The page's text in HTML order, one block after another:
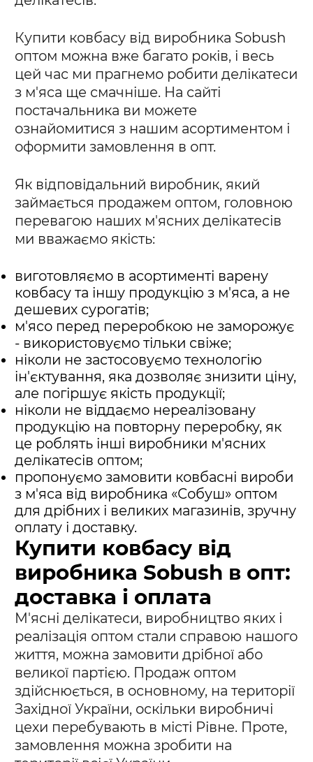
Купити ковбасу від виробника Sobush
оптом можна вже багато років, і весь
цей час ми прагнемо робити делікатеси
з м'яса ще смачніше. На сайті
постачальника ви можете
ознайомитися з нашим асортиментом і
оформити замовлення в опт.
Як відповідальний виробник, який
займається продажем оптом, головною
перевагою наших м'ясних делікатесів
ми вважаємо якість:
виготовляємо в асортименті варену
ковбасу та іншу продукцію з м'яса, а не
дешевих сурогатів;
м'ясо перед переробкою не заморожує
- використовуємо тільки свіже;
ніколи не застосовуємо технологію
ін'єктування, яка дозволяє знизити ціну,
але погіршує якість продукції;
ніколи не віддаємо нереалізовану
продукцію на повторну переробку, як
це роблять інші виробники м'ясних
делікатесів оптом;
пропонуємо замовити ковбасні вироби
з м'яса від виробника «Собуш» оптом
для дрібних і великих магазинів, зручну
оплату і доставку.
Купити ковбасу від
виробника Sobush в опт:
доставка і оплата
М'ясні делікатеси, виробництво яких і
реалізація оптом стали справою нашого
життя, можна замовити дрібної або
великої партією. Продаж оптом
здійснюється, в основному, на території
Західної України, оскільки виробничі
цехи перебувають в місті Рівне. Проте,
замовлення можна зробити на